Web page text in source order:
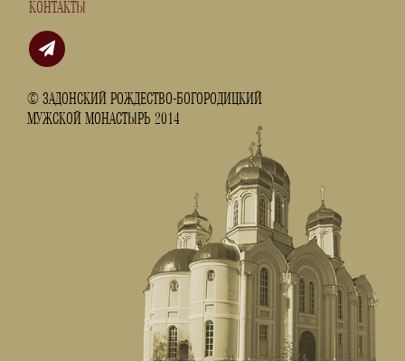
КОНТАКТЫ
© ЗАДОНСКИЙ РОЖДЕСТВО-БОГОРОДИЦКИЙ
МУЖСКОЙ МОНАСТЫРЬ 2014